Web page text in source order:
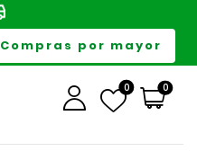
Compras por mayor
0 0